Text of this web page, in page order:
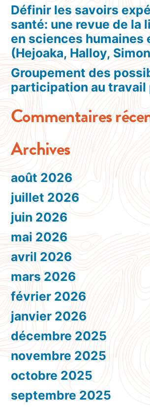
Définir les savoirs
santé: une revue de la
en sciences humaines
(Hejoaka, Halloy,
Groupement des
participation au travail
Commentaires
Archives
août 2026
juillet 2026
juin 2026
mai 2026
avril 2026
mars 2026
février 2026
janvier 2026
décembre 2025
novembre 2025
octobre 2025
septembre 2025